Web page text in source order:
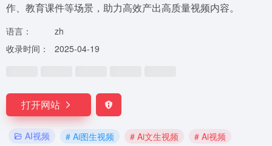
作、教育课件等场景，助力高效产出高质量视频内容。
语言：
zh
收录时间：
2025-04-19
打开网站
AI视频 # Ai图生视频 # Ai文生视频
# Ai视频